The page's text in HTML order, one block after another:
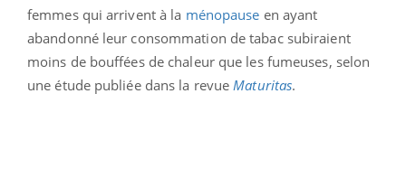
femmes qui arrivent à la ménopause en ayant
abandonné leur consommation de tabac subiraient
moins de bouffées de chaleur que les fumeuses, selon
une étude publiée dans la revueMaturitas.